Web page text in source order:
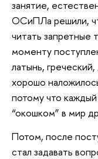
занятие,
ОСиПЛа решили,
читать запретные
моменту
латынь,
хорошо
потому что
“окошком” в мир
Потом, после
стал задавать